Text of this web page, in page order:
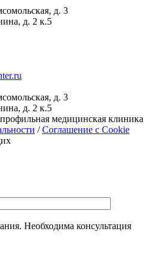
д. 3
д. 2 к.5
д. 3
д. 2 к.5
медицинская клиника
/Соглашение с Cookie
Необходима консультация